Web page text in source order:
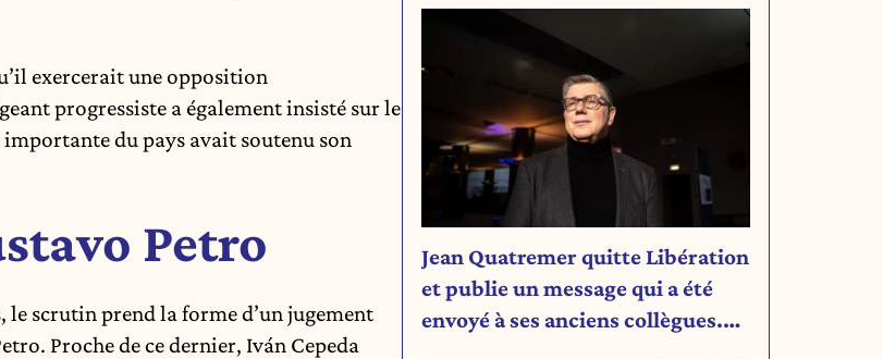
exercerait une opposition
progressiste a également insisté sur le
du pays avait soutenu son
Petro
scrutin prend la forme d’un jugement
Proche de ce dernier, Iván Cepeda
Jean Quatremer quitte Libération
et publie un message qui a été
envoyé à ses anciens collègues.